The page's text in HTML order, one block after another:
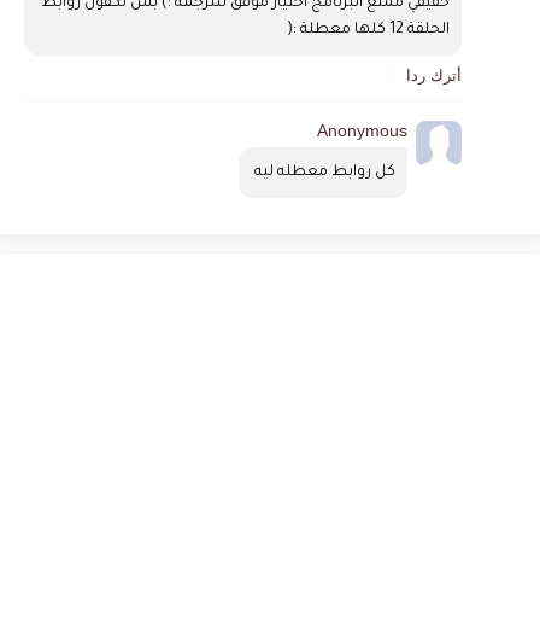
الحلقة 12 كلها معطلة :(
أترك ردا
Anonymous
كل روابط معطله ليه